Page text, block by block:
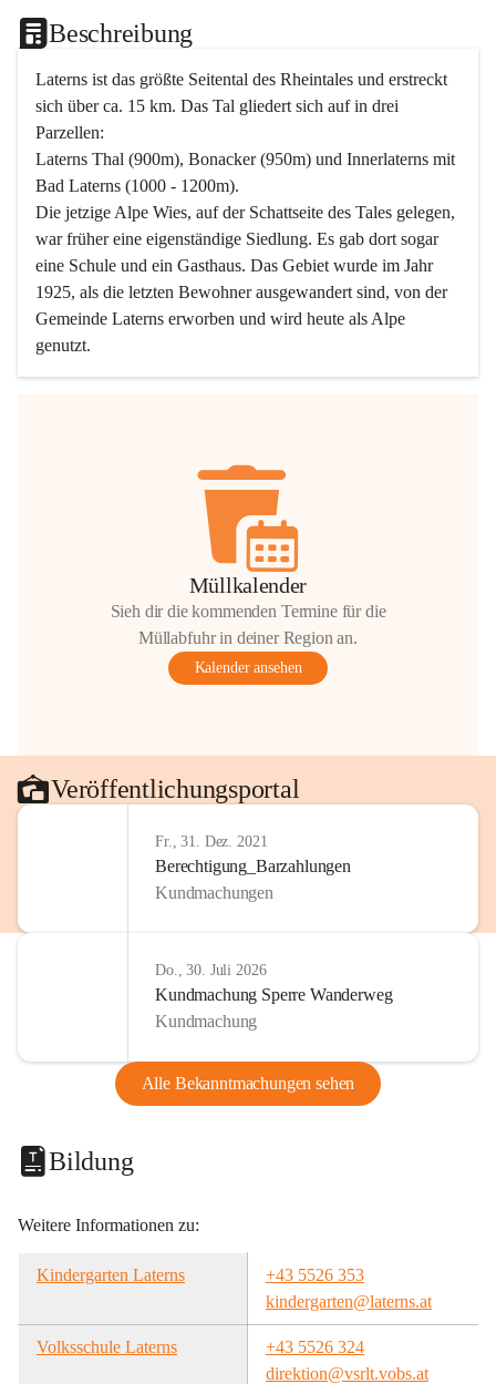
Beschreibung
Laterns ist das größte Seitental des Rheintales und erstreckt
sich über ca. 15 km. Das Tal gliedert sich auf in drei
Parzellen:
Laterns Thal (900m), Bonacker (950m) und Innerlaterns mit
Bad Laterns (1000 - 1200m).
Die jetzige Alpe Wies, auf der Schattseite des Tales gelegen,
war früher eine eigenständige Siedlung. Es gab dort sogar
eine Schule und ein Gasthaus. Das Gebiet wurde im Jahr
1925, als die letzten Bewohner ausgewandert sind, von der
Gemeinde Laterns erworben und wird heute als Alpe
genutzt.
Müllkalender
Sieh dir die kommenden Termine für die
Müllabfuhr in deiner Region an.
Kalender ansehen
Veröffentlichungsportal
Fr., 31. Dez. 2021
Berechtigung_Barzahlungen
Kundmachungen
Do., 30. Juli 2026
Kundmachung Sperre Wanderweg
Kundmachung
Alle Bekanntmachungen sehen
Bildung
Weitere Informationen zu:
Kindergarten Laterns
+43 5526 353
kindergarten@laterns.at
Volksschule Laterns
+43 5526 324
direktion@vsrlt.vobs.at